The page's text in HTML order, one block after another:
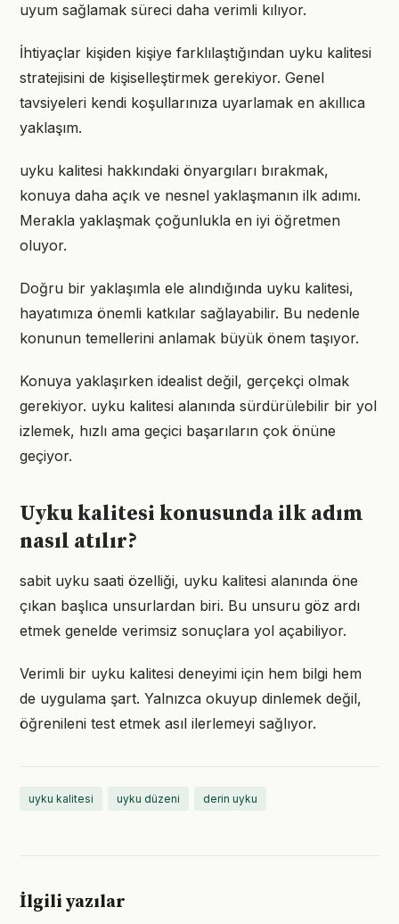
uyum sağlamak süreci daha verimli kılıyor.
İhtiyaçlar kişiden kişiye farklılaştığından uyku kalitesi
stratejisini de kişiselleştirmek gerekiyor. Genel
tavsiyeleri kendi koşullarınıza uyarlamak en akıllıca
yaklaşım.
uyku kalitesi hakkındaki önyargıları bırakmak,
konuya daha açık ve nesnel yaklaşmanın ilk adımı.
Merakla yaklaşmak çoğunlukla en iyi öğretmen
oluyor.
Doğru bir yaklaşımla ele alındığında uyku kalitesi,
hayatımıza önemli katkılar sağlayabilir. Bu nedenle
konunun temellerini anlamak büyük önem taşıyor.
Konuya yaklaşırken idealist değil, gerçekçi olmak
gerekiyor. uyku kalitesi alanında sürdürülebilir bir yol
izlemek, hızlı ama geçici başarıların çok önüne
geçiyor.
Uyku kalitesi konusunda ilk adım
nasıl atılır?
sabit uyku saati özelliği, uyku kalitesi alanında öne
çıkan başlıca unsurlardan biri. Bu unsuru göz ardı
etmek genelde verimsiz sonuçlara yol açabiliyor.
Verimli bir uyku kalitesi deneyimi için hem bilgi hem
de uygulama şart. Yalnızca okuyup dinlemek değil,
öğrenileni test etmek asıl ilerlemeyi sağlıyor.
uyku kalitesi uyku düzeni derin uyku
İlgili yazılar